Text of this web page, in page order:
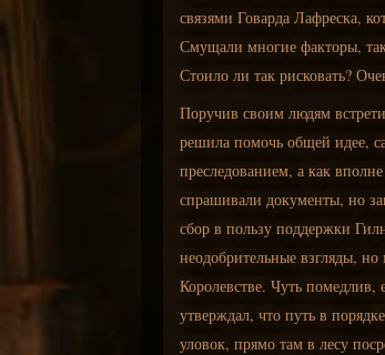
связями Говарда Лафреска,
Смущали многие факторы,
Стоило ли так рисковать?
Поручив своим людям
решила помочь общей идее,
преследованием, а как
спрашивали документы, но
сбор в пользу поддержки
неодобрительные взгляды,
Королевстве. Чуть
утверждал, что путь в
уловок, прямо там в лесу